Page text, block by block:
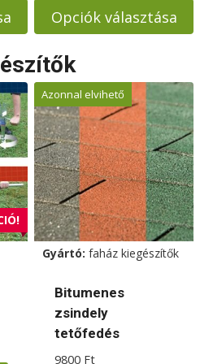
Ft
669000 Ft
Opciók választása
a
terméknek
több
variációja
van.
A
változatok
a
termékoldalon
választhatók
Azonnal elvihető
Gyártó: faház kiegészítők
Bitumenes
zsindely
tetőfedés
9800 Ft